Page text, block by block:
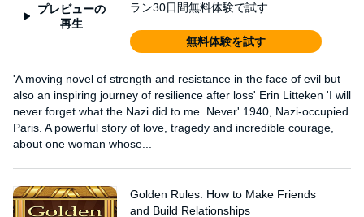
プレビューの
再生
ラン30日間無料体験で試す
無料体験を試す
'A moving novel of strength and resistance in the face of evil but
also an inspiring journey of resilience after loss' Erin Litteken 'I will
never forget what the Nazi did to me. Never' 1940, Nazi-occupied
Paris. A powerful story of love, tragedy and incredible courage,
about one woman whose...
Golden Rules: How to Make Friends
and Build Relationships